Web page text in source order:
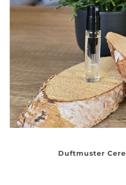
Duftmuster